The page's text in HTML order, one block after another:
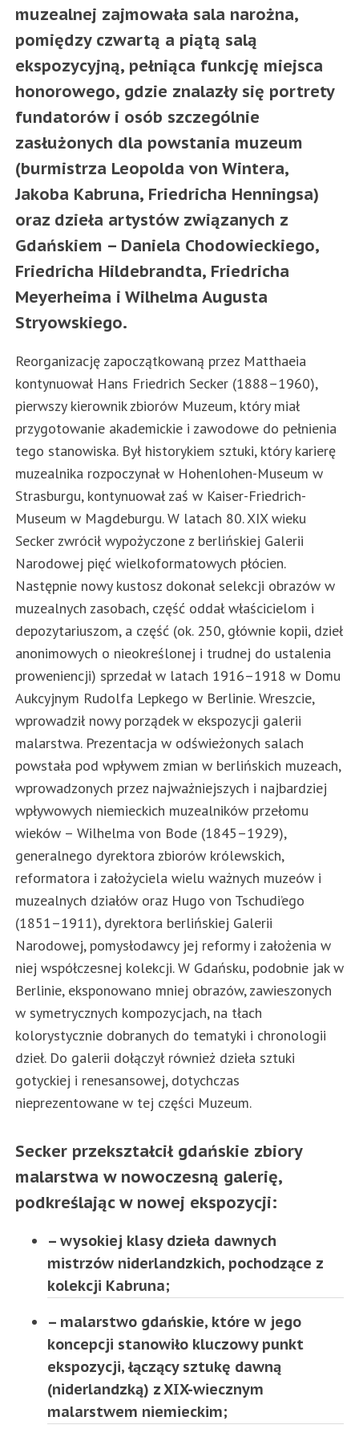
muzealnej zajmowała sala narożna,
pomiędzy czwartą a piątą salą
ekspozycyjną, pełniąca funkcję miejsca
honorowego, gdzie znalazły się portrety
fundatorów i osób szczególnie
zasłużonych dla powstania muzeum
(burmistrza Leopolda von Wintera,
Jakoba Kabruna, Friedricha Henningsa)
oraz dzieła artystów związanych z
Gdańskiem – Daniela Chodowieckiego,
Friedricha Hildebrandta, Friedricha
Meyerheima i Wilhelma Augusta
Stryowskiego.
Reorganizację zapoczątkowaną przez Matthaeia
kontynuował Hans Friedrich Secker (1888–1960),
pierwszy kierownik zbiorów Muzeum, który miał
przygotowanie akademickie i zawodowe do pełnienia
tego stanowiska. Był historykiem sztuki, który karierę
muzealnika rozpoczynał w Hohenlohen-Museum w
Strasburgu, kontynuował zaś w Kaiser-Friedrich-
Museum w Magdeburgu. W latach 80. XIX wieku
Secker zwrócił wypożyczone z berlińskiej Galerii
Narodowej pięć wielkoformatowych płócien.
Następnie nowy kustosz dokonał selekcji obrazów w
muzealnych zasobach, część oddał właścicielom i
depozytariuszom, a część (ok. 250, głównie kopii, dzieł
anonimowych o nieokreślonej i trudnej do ustalenia
proweniencji) sprzedał w latach 1916–1918 w Domu
Aukcyjnym Rudolfa Lepkego w Berlinie. Wreszcie,
wprowadził nowy porządek w ekspozycji galerii
malarstwa. Prezentacja w odświeżonych salach
powstała pod wpływem zmian w berlińskich muzeach,
wprowadzonych przez najważniejszych i najbardziej
wpływowych niemieckich muzealników przełomu
wieków – Wilhelma von Bode (1845–1929),
generalnego dyrektora zbiorów królewskich,
reformatora i założyciela wielu ważnych muzeów i
muzealnych działów oraz Hugo von Tschudi’ego
(1851–1911), dyrektora berlińskiej Galerii
Narodowej, pomysłodawcy jej reformy i założenia w
niej współczesnej kolekcji. W Gdańsku, podobnie jak w
Berlinie, eksponowano mniej obrazów, zawieszonych
w symetrycznych kompozycjach, na tłach
kolorystycznie dobranych do tematyki i chronologii
dzieł. Do galerii dołączył również dzieła sztuki
gotyckiej i renesansowej, dotychczas
nieprezentowane w tej części Muzeum.
Secker przekształcił gdańskie zbiory
malarstwa w nowoczesną galerię,
podkreślając w nowej ekspozycji:
– wysokiej klasy dzieła dawnych
mistrzów niderlandzkich, pochodzące z
kolekcji Kabruna;
– malarstwo gdańskie, które w jego
koncepcji stanowiło kluczowy punkt
ekspozycji, łączący sztukę dawną
(niderlandzką) z XIX-wiecznym
malarstwem niemieckim;